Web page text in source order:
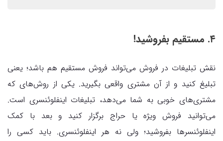
۴. مستقیم بفروشید!
نقش تبلیغات در فروش می‌تواند فروش مستقیم هم باشد؛ یعنی
تبلیغ کنید و از آن مشتری واقعی بگیرید. یکی از روش‌های که
مشتری‌های خوبی به شما می‌دهد، تبلیغات اینفلوئنسری است.
می‌توانید فروش ویژه یا حراج برگزار کنید و بعد با کمک
اینفلوئنسرها بفروشید؛ ولی نه هر اینفلوئنسری. باید کسی را